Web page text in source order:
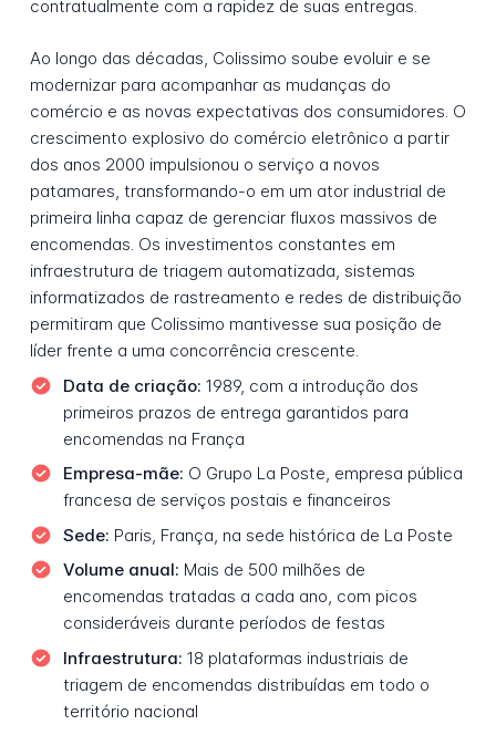
contratualmente com a rapidez de suas entregas.
Ao longo das décadas, Colissimo soube evoluir e se
modernizar para acompanhar as mudanças do
comércio e as novas expectativas dos consumidores. O
crescimento explosivo do comércio eletrônico a partir
dos anos 2000 impulsionou o serviço a novos
patamares, transformando-o em um ator industrial de
primeira linha capaz de gerenciar fluxos massivos de
encomendas. Os investimentos constantes em
infraestrutura de triagem automatizada, sistemas
informatizados de rastreamento e redes de distribuição
permitiram que Colissimo mantivesse sua posição de
líder frente a uma concorrência crescente.
Data de criação: 1989, com a introdução dos
primeiros prazos de entrega garantidos para
encomendas na França
Empresa-mãe: O Grupo La Poste, empresa pública
francesa de serviços postais e financeiros
Sede: Paris, França, na sede histórica de La Poste
Volume anual: Mais de 500 milhões de
encomendas tratadas a cada ano, com picos
consideráveis durante períodos de festas
Infraestrutura: 18 plataformas industriais de
triagem de encomendas distribuídas em todo o
território nacional